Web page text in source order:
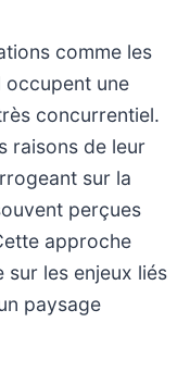
comme les
une
concurrentiel.
raisons de leur
sur la
perçues
approche
sur les enjeux liés
paysage